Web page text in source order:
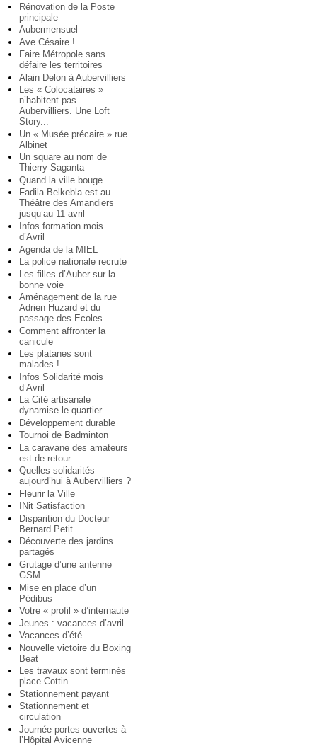
Rénovation de la Poste
principale
Aubermensuel
Ave Césaire !
Faire Métropole sans
défaire les territoires
Alain Delon à Aubervilliers
Les « Colocataires »
n’habitent pas
Aubervilliers. Une Loft
Story...
Un « Musée précaire » rue
Albinet
Un square au nom de
Thierry Saganta
Quand la ville bouge
Fadila Belkebla est au
Théâtre des Amandiers
jusqu’au 11 avril
Infos formation mois
d’Avril
Agenda de la MIEL
La police nationale recrute
Les filles d’Auber sur la
bonne voie
Aménagement de la rue
Adrien Huzard et du
passage des Ecoles
Comment affronter la
canicule
Les platanes sont
malades !
Infos Solidarité mois
d’Avril
La Cité artisanale
dynamise le quartier
Développement durable
Tournoi de Badminton
La caravane des amateurs
est de retour
Quelles solidarités
aujourd’hui à Aubervilliers ?
Fleurir la Ville
INit Satisfaction
Disparition du Docteur
Bernard Petit
Découverte des jardins
partagés
Grutage d’une antenne
GSM
Mise en place d’un
Pédibus
Votre « profil » d’internaute
Jeunes : vacances d’avril
Vacances d’été
Nouvelle victoire du Boxing
Beat
Les travaux sont terminés
place Cottin
Stationnement payant
Stationnement et
circulation
Journée portes ouvertes à
l’Hôpital Avicenne